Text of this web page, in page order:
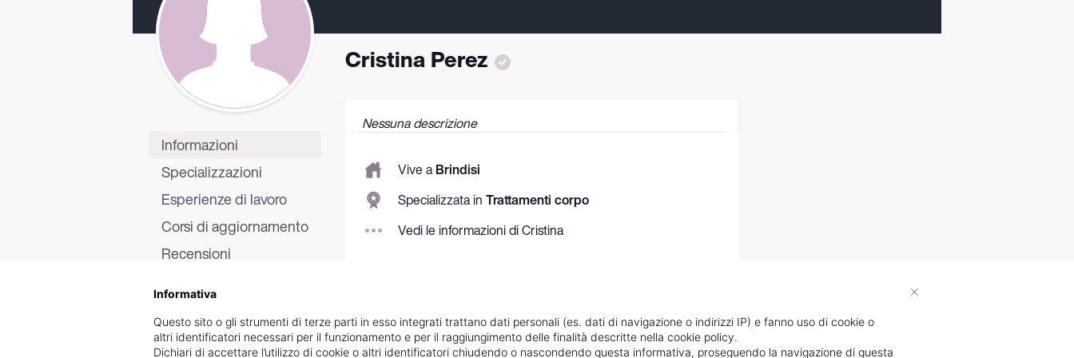
Informazioni
Specializzazioni
Esperienze di lavoro
Corsi di aggiornamento
Recensioni
Cristina Perez
Nessuna descrizione
Vive aBrindisi
Specializzata in Trattamenti corpo
Vedi le informazioni di Cristina
Informativa
Questo sito o gli strumenti di terze parti in esso integrati trattano dati personali (es. dati di navigazione o indirizzi IP) e fanno uso di cookie o
altri identificatori necessari per il funzionamento e per il raggiungimento delle finalità descritte nella cookie policy.
Dichiari di accettare l’utilizzo di cookie o altri identificatori chiudendo o nascondendo questa informativa, proseguendo la navigazione di questa
×